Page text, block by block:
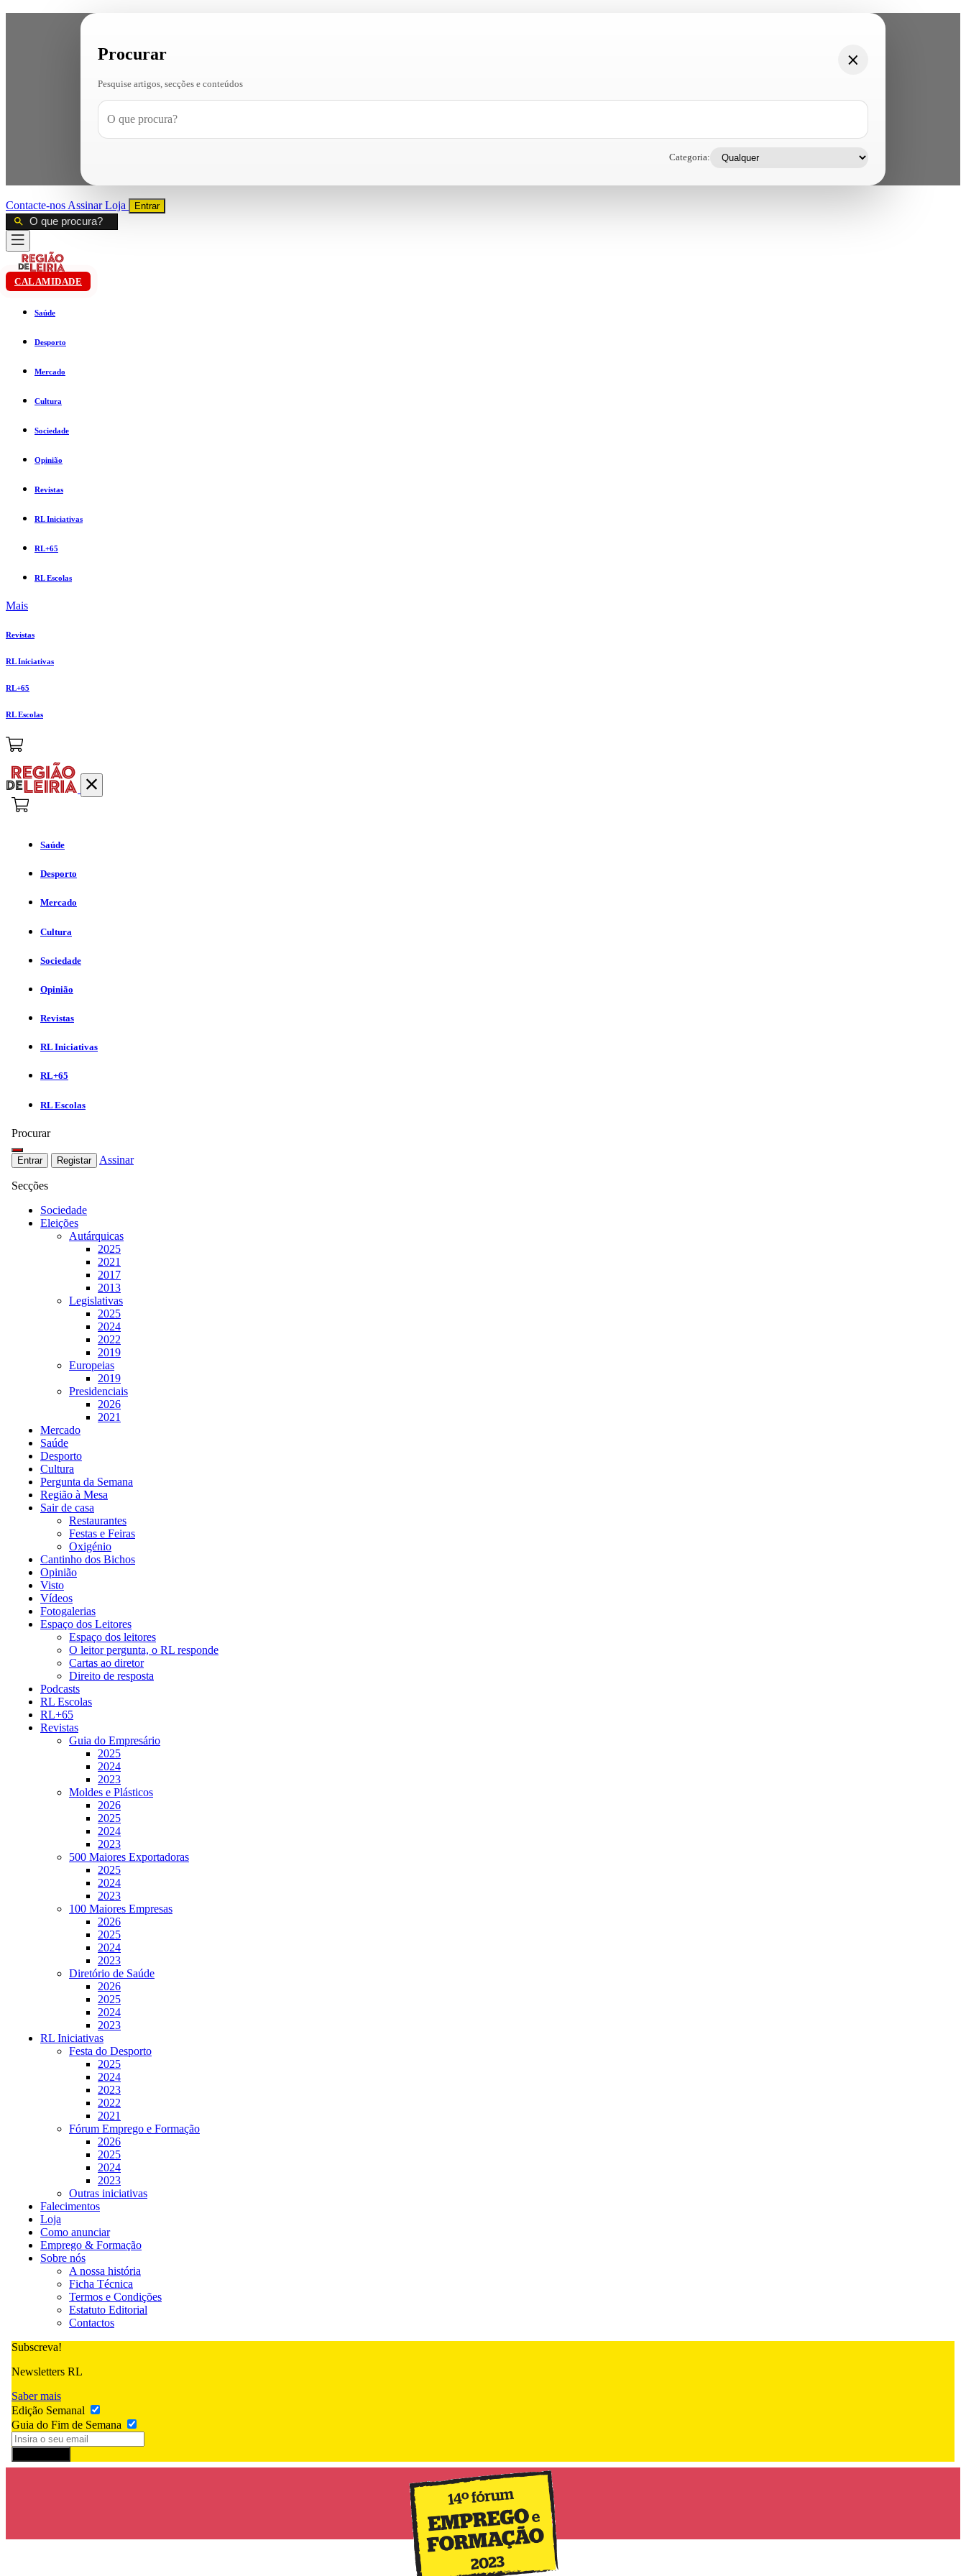
Procurar
Pesquise artigos, secções e conteúdos
Categoria:
Contacte-nos AssinarLoja Entrar
CALAMIDADE
Saúde
Desporto
Mercado
Cultura
Sociedade
Opinião
Revistas
RL Iniciativas
RL+65
RL Escolas
Mais
Revistas
RL Iniciativas
RL+65
RL Escolas
Saúde
Desporto
Mercado
Cultura
Sociedade
Opinião
Revistas
RL Iniciativas
RL+65
RL Escolas
Procurar
Entrar Registar Assinar
Secções
Sociedade
Eleições
Autárquicas
2025
2021
2017
2013
Legislativas
2025
2024
2022
2019
Europeias
2019
Presidenciais
2026
2021
Mercado
Saúde
Desporto
Cultura
Pergunta da Semana
Região à Mesa
Sair de casa
Restaurantes
Festas e Feiras
Oxigénio
Cantinho dos Bichos
Opinião
Visto
Vídeos
Fotogalerias
Espaço dos Leitores
Espaço dos leitores
O leitor pergunta, o RL responde
Cartas ao diretor
Direito de resposta
Podcasts
RL Escolas
RL+65
Revistas
Guia do Empresário
2025
2024
2023
Moldes e Plásticos
2026
2025
2024
2023
500 Maiores Exportadoras
2025
2024
2023
100 Maiores Empresas
2026
2025
2024
2023
Diretório de Saúde
2026
2025
2024
2023
RL Iniciativas
Festa do Desporto
2025
2024
2023
2022
2021
Fórum Emprego e Formação
2026
2025
2024
2023
Outras iniciativas
Falecimentos
Loja
Como anunciar
Emprego & Formação
Sobre nós
A nossa história
Ficha Técnica
Termos e Condições
Estatuto Editorial
Contactos
Subscreva!
Newsletters RL
Saber mais
Edição Semanal
Guia do Fim de Semana